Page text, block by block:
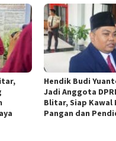
Hendik Budi
Jadi Anggota
Blitar, Siap Kawal
Pangan dan